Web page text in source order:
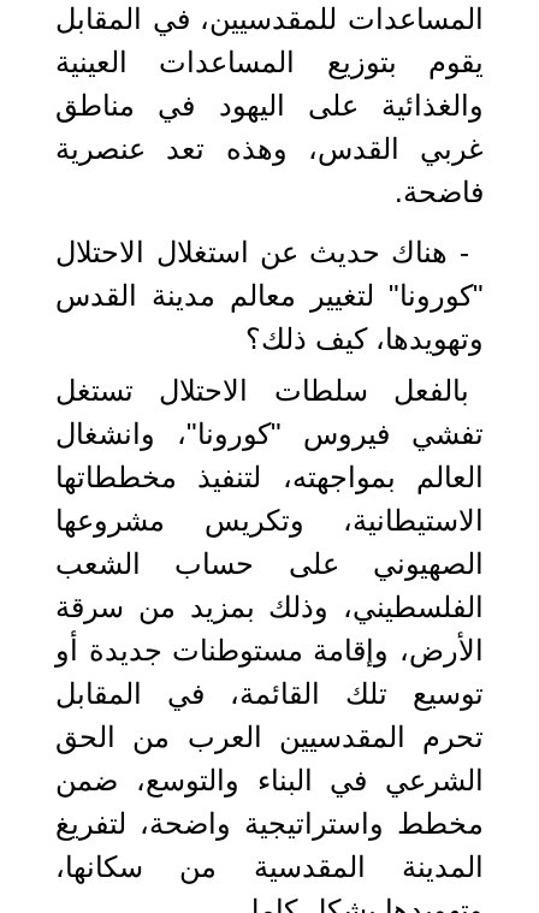
المساعدات للمقدسيين، في المقابل
يقوم بتوزيع المساعدات العينية
والغذائية على اليهود في مناطق
غربي القدس، وهذه تعد عنصرية
فاضحة.
- هناك حديث عن استغلال الاحتلال
"كورونا" لتغيير معالم مدينة القدس
وتهويدها، كيف ذلك؟
بالفعل سلطات الاحتلال تستغل
تفشي فيروس "كورونا"، وانشغال
العالم بمواجهته، لتنفيذ مخططاتها
الاستيطانية، وتكريس مشروعها
الصهيوني على حساب الشعب
الفلسطيني، وذلك بمزيد من سرقة
الأرض، وإقامة مستوطنات جديدة أو
توسيع تلك القائمة، في المقابل
تحرم المقدسيين العرب من الحق
الشرعي في البناء والتوسع، ضمن
مخطط واستراتيجية واضحة، لتفريغ
المدينة المقدسية من سكانها،